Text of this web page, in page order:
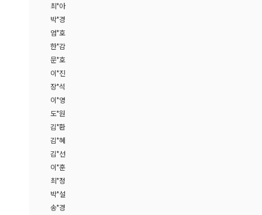
최*아
박*경
엄*호
한*감
문*호
이*진
장*석
이*영
도*원
김*환
김*혜
김*선
이*훈
최*정
박*설
송*경